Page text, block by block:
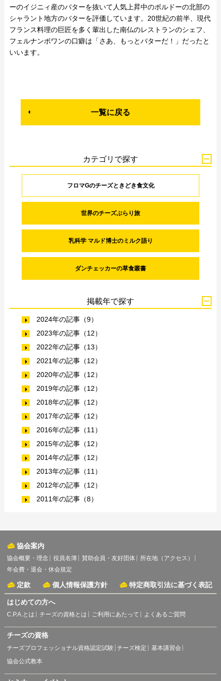
ーのイジニィ産のバターを抜いて人気上昇中のボルドーの北部の
シャラント地方のバターを評価しています。20世紀の前半、現代
フランス料理の巨匠を多く輩出した南仏のレストランのシェフ、
フェルナンポワンの口癖は「さあ、もっとバターだ！」だったと
いいます。
一覧に戻る
カテゴリで探す
フロマGのチーズときどき食文化
世界のチーズぶらり旅
乳科学 マルド博士のミルク語り
ダンチェッカーの草食叢書
掲載年で探す
2024年の記事（9）
2023年の記事（12）
2022年の記事（13）
2021年の記事（12）
2020年の記事（12）
2019年の記事（12）
2018年の記事（12）
2017年の記事（12）
2016年の記事（11）
2015年の記事（12）
2014年の記事（12）
2013年の記事（11）
2012年の記事（12）
2011年の記事（8）
協会案内
協会概要・理念 役員名簿 賛助会員・友好団体
所在地（アクセス）
年会費・退会・休会規定
定款 個人情報保護方針 特定商取引法に基づく表記
はじめての方へ
C.P.A.とは チーズの資格とは ご利用にあたって よくあるご質問
チーズの資格
チーズプロフェッショナル資格認定試験 チーズ検定
基本講習会
協会公式教本